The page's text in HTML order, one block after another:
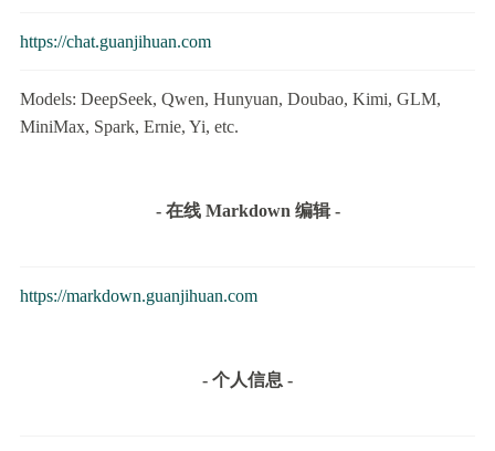
https://chat.guanjihuan.com
Models: DeepSeek, Qwen, Hunyuan, Doubao, Kimi, GLM,
MiniMax, Spark, Ernie, Yi, etc.
- 在线 Markdown 编辑 -
https://markdown.guanjihuan.com
- 个人信息 -